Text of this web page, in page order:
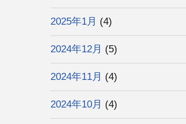
2025年1月 (4)
2024年12月 (5)
2024年11月 (4)
2024年10月 (4)